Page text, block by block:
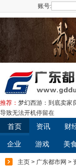
账号:
推荐： 梦幻西游：到底卖家
导致无法开机停留在
首页 资讯 财
企业 游戏 美
主页 > 广东都市网 >